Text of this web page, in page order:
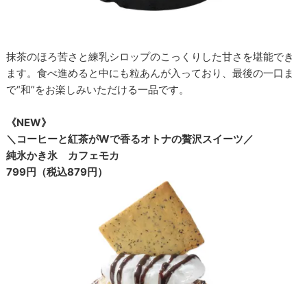
抹茶のほろ苦さと練乳シロップのこっくりした甘さを堪能でき
ます。食べ進めると中にも粒あんが入っており、最後の一口ま
で“和”をお楽しみいただける一品です。
《NEW》
＼コーヒーと紅茶がWで香るオトナの贅沢スイーツ／
純氷かき氷 カフェモカ
799円（税込879円）